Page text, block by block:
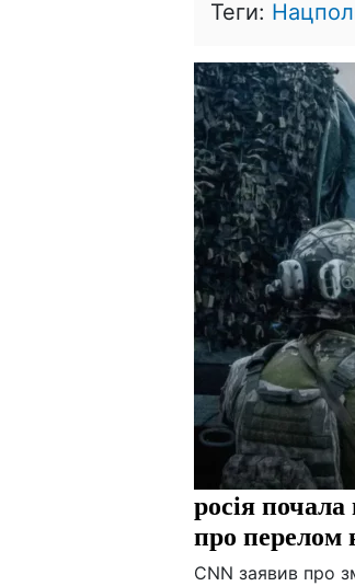
Теги:
росія
про перелом
CNN заявив про